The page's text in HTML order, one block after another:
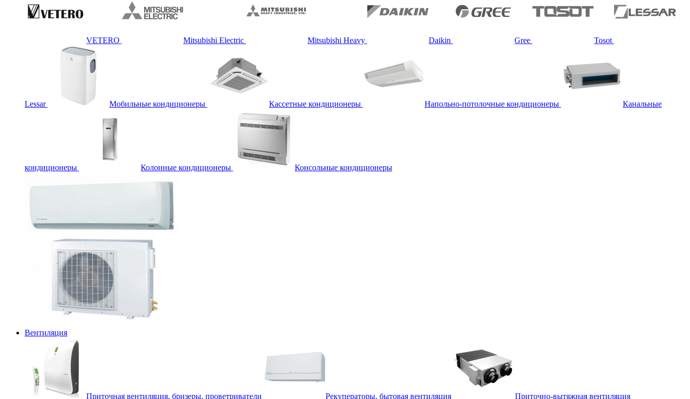
VETERO Mitsubishi Electric Mitsubishi Heavy Daikin Gree Tosot
Lessar Мобильные кондиционеры Кассетные кондиционеры Напольно-потолочные кондиционеры Канальные
кондиционеры Колонные кондиционеры Консольные кондиционеры
Вентиляция
Приточная вентиляция, бризеры, проветриватели Рекуператоры, бытовая вентиляция Приточно-вытяжная вентиляция